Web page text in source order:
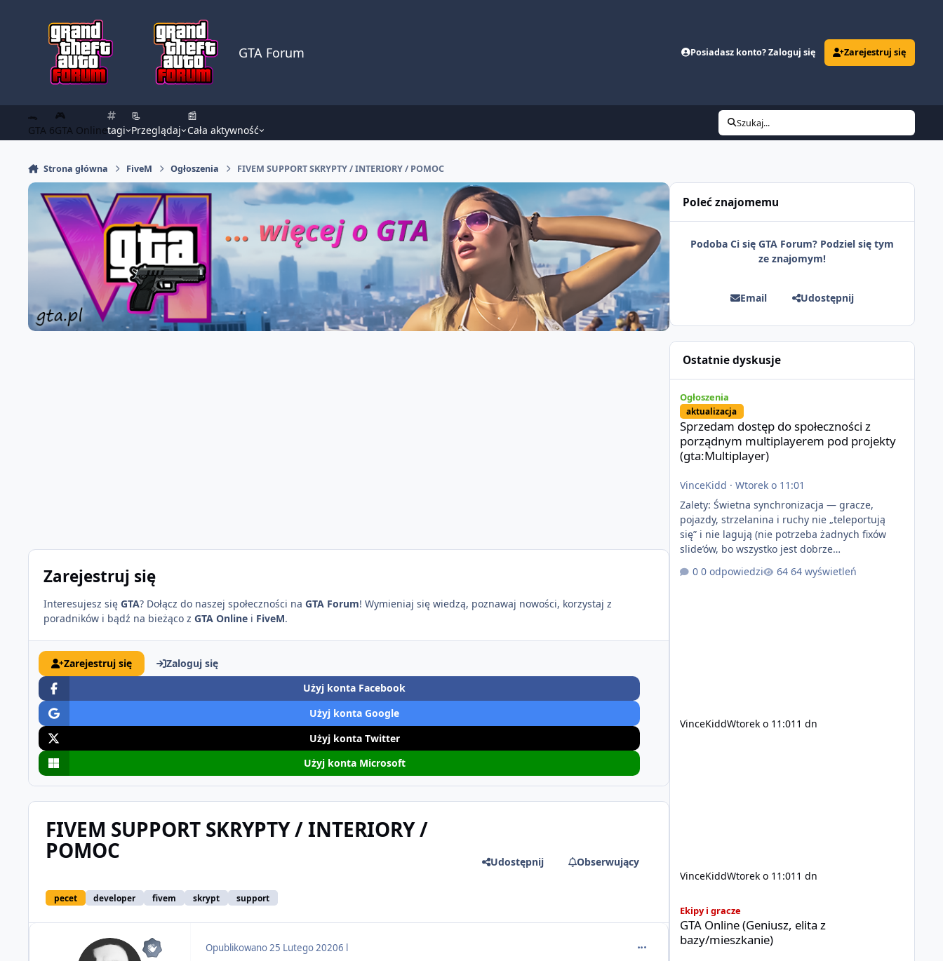
GTA Forum Posiadasz konto? Zaloguj się Zarejestruj się
🐊
GTA 6
🎮
GTA Onlinetagi
📃
Przeglądaj
📰
Cała aktywność
Szukaj...
Strona główna FiveM Ogłoszenia FIVEM SUPPORT SKRYPTY / INTERIORY / POMOC
Zarejestruj się
Interesujesz się GTA? Dołącz do naszej społeczności na GTA Forum! Wymieniaj się wiedzą, poznawaj nowości, korzystaj z
poradników i bądź na bieżąco z GTA Online i FiveM.
Zarejestruj się
Zaloguj się
Użyj konta Facebook
Użyj konta Google
Użyj konta Twitter
Użyj konta Microsoft
FIVEM SUPPORT SKRYPTY / INTERIORY /
POMOC
pecet developer fivem skrypt support
Udostępnij Obserwujący
Opublikowano25 Lutego 20206 l comment_56628
Poleć znajomemu
Podoba Ci się GTA Forum? Podziel się tym
ze znajomym!
Email Udostępnij
Ostatnie dyskusje
Ogłoszenia
aktualizacja
Sprzedam dostęp do społeczności z
porządnym multiplayerem pod projekty
(gta:Multiplayer)
VinceKidd · Wtorek o 11:01
Zalety: Świetna synchronizacja — gracze,
pojazdy, strzelanina i ruchy nie „teleportują
się” i nie lagują (nie potrzeba żadnych fixów
slide’ów, bo wszystko jest dobrze
zsynchronizowane i działa stabilnie) Ładne
wejście do gry + solidny antycheat na poziomie
0 odpowiedzi 64 wyświetleń
VinceKiddWtorek o 11:01 1 dn
VinceKiddWtorek o 11:01 1 dn
Ekipy i gracze
GTA Online (Geniusz, elita z
bazy/mieszkanie)